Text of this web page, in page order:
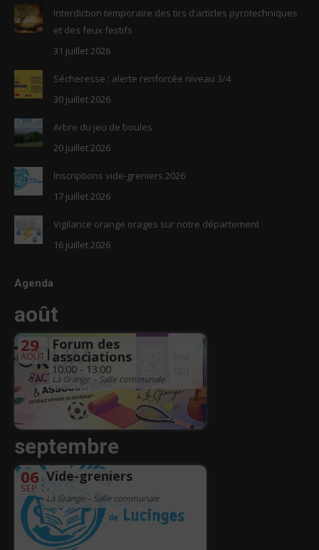
in
new
new
window
Interdiction temporaire des tirs d’articles pyrotechniques
et des feux festifs
31 juillet 2026
Sécheresse : alerte renforcée niveau 3/4
30 juillet 2026
Arbre du jeu de boules
20 juillet 2026
Inscriptions vide-greniers 2026
17 juillet 2026
Vigilance orange orages sur notre département
16 juillet 2026
Agenda
août
29
AOÛT
Forum des
associations
10:00 - 13:00
La Grange – Salle communale
septembre
06
SEP
Vide-greniers
-
La Grange – Salle communale